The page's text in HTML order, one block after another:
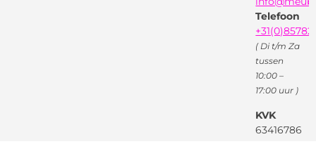
Telefoon
( Di t/m Za
tussen
10:00 –
17:00 uur )
KVK
63416786